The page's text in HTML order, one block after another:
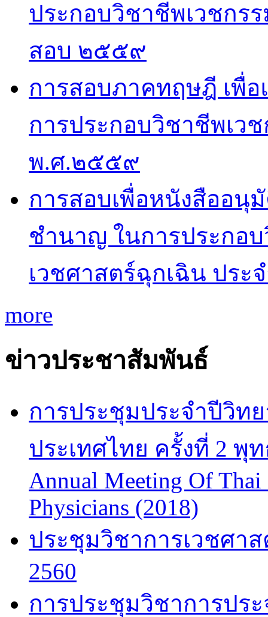
ประกอบวิชาชีพเวชกร
สอบ ๒๕๕๙
การสอบภาคทฤษฎี เพื่
การประกอบวิชาชีพเว
พ.ศ.๒๕๕๙
การสอบเพื่อหนังสืออนุ
ชำนาญ ในการประกอ
เวชศาสตร์ฉุกเฉิน ปร
more
ข่าวประชาสัมพันธ์
การประชุมประจำปีวิท
ประเทศไทย ครั้งที่ 2 พุท
Annual Meeting Of
Physicians (2018)
ประชุมวิชาการเวชศา
2560
การประชุมวิชาการปร